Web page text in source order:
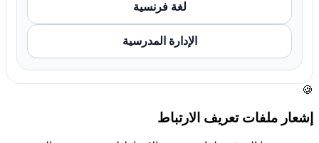
لغة فرنسية
الإدارة المدرسية
🍪
إشعار ملفات تعريف الارتباط